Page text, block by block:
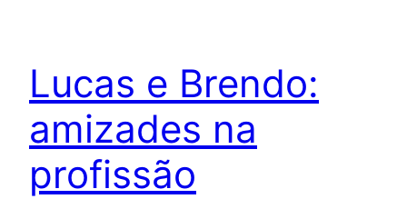
Lucas e Brendo:
amizades na
profissão